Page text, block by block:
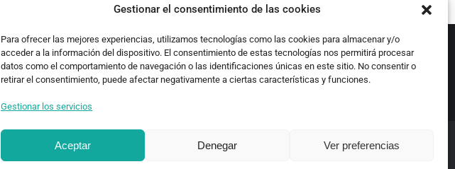
Gestionar el consentimiento de las cookies
Para ofrecer las mejores experiencias, utilizamos tecnologías como las cookies para almacenar y/o
acceder a la información del dispositivo. El consentimiento de estas tecnologías nos permitirá procesar
datos como el comportamiento de navegación o las identificaciones únicas en este sitio. No consentir o
retirar el consentimiento, puede afectar negativamente a ciertas características y funciones.
Gestionar los servicios
Aceptar Denegar Ver preferencias